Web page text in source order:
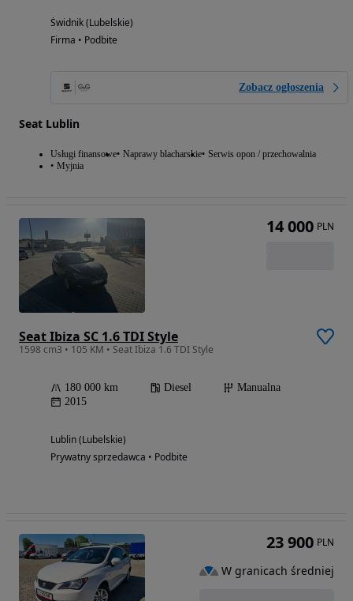
Świdnik (Lubelskie)
Firma • Podbite
Zobacz ogłoszenia
Seat Lublin
Usługi finansowe Naprawy blacharskie Serwis opon / przechowalnia
Myjnia
Seat Ibiza SC 1.6 TDI Style
1598 cm3 • 105 KM • Seat Ibiza 1.6 TDI Style
180 000 km Diesel
Manualna
2015
Lublin (Lubelskie)
Prywatny sprzedawca • Podbite
14 000 PLN
23 900 PLN
W granicach średniej